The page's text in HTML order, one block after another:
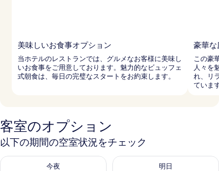
美味しいお食事オプション
当ホテルのレストランでは、グルメなお客様に美味し
いお食事をご用意しております。魅力的なビュッフェ
式朝食は、毎日の完璧なスタートをお約束します。
豪華な
この豪
人々を
れ、リ
ていま
客室のオプション
以下の期間の空室状況をチェック
今夜
今夜 8月 7 - 8月 8 の空室状況をチェック
明日
明日 8月 8 - 8月 9 の空室状況